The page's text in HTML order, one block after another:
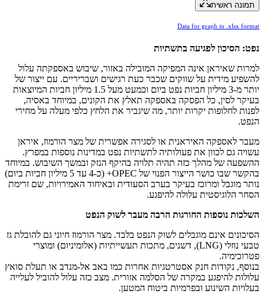
תמונה ראשית
Data for graph in .xlsx format
נפט: הסיכון לפגיעה בתשתיות
למרות שאיראן אינה המפיקה המובילה באזור, שיבוש באספקתה עלול
להשפיע מידית על שווקים שכבר כעת רגישים ושבריריים. עם ייצור של
יותר מ-3 מיליון חביות נפט ביום וכמעט מעל 1.5 מיליון חביות המיוצאות
בעיקר לסין, כל הפסקה באספקה תאלץ את הקונים, במיוחד באסיה,
לפנות לחלופות יקרות יותר, מה שיגביר את הלחץ כלפי מעלה על מחירי
הנפט.
מעבר לאספקה האיראנית או לסגירה אפשרית של מצר הורמוז, איראן
עשויה גם לכוון את פעולותיה לתשתיות נפט במדינות נוספות במפרץ.
ההשפעה של מהלך כזה תהיה תלויה בהיקף הנזק ובמשך השיבוש. במיוחד
בהקשר שבו כושר הייצור הפנוי של OPEC+ (כ-4 עד 5 מיליון חביות ביום)
נותר מוגבל ומרוכז בעיקר בערב הסעודית ובאיחוד האמירויות, שם זרימת
הסחר הלוגיסטית עלולה להיפגע.
השלכות נוספות החורגות הרבה מעבר לשוק הנפט
הסיכונים אינם מוגבלים לשוק הנפט בלבד. מצר הורמוז חיוני גם להובלת גז
טבעי נוזלי (LNG), דשנים, מתכות תעשייתיות (אלומיניום) ומוצרי
פטרוכימיה.
בנוסף, נקודות חנק אסטרטגיות אחרות כמו באב אל‑מנדב או תעלת סואץ
עלולות להיפגע במקרה של הסלמה אזורית. מצב כזה עלול להוביל לעלייה
בעלויות השינוע ובפרמיות ביטוח המטען.